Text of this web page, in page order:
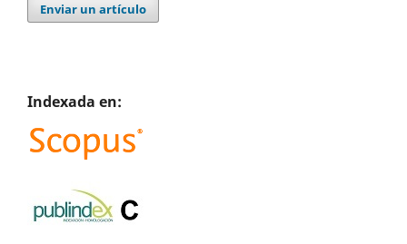
Enviar un artículo
Indexada en: